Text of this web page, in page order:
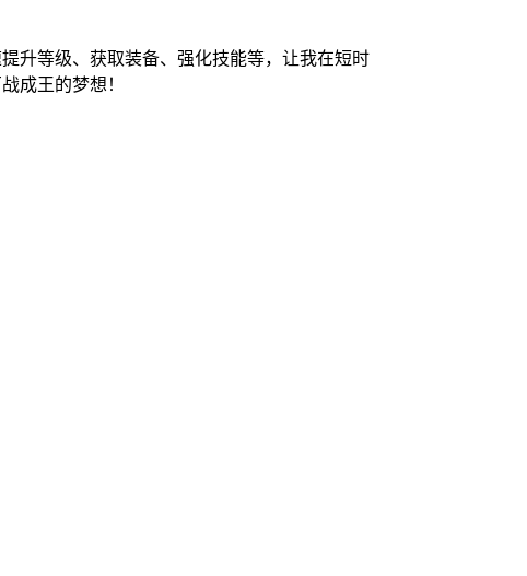
升等级、获取装备、强化技能等，让我在短时
成王的梦想！